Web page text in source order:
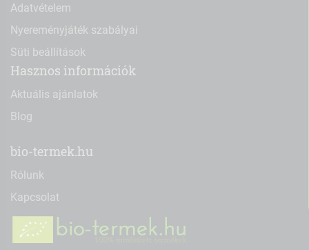
Adatvételem
Nyereményjáték szabályai
Süti beállítások
Hasznos információk
Aktuális ajánlatok
Blog
bio-termek.hu
Rólunk
Kapcsolat